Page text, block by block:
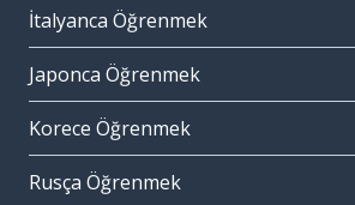
İtalyanca Öğrenmek
Japonca Öğrenmek
Korece Öğrenmek
Rusça Öğrenmek